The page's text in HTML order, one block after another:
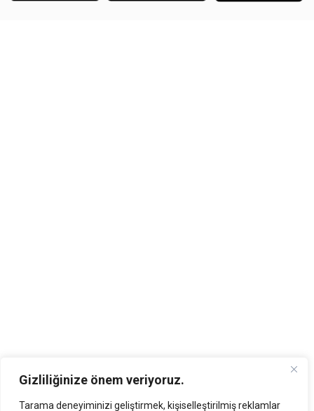
Gizliliğinize önem veriyoruz.
Tarama deneyiminizi geliştirmek, kişiselleştirilmiş reklamlar